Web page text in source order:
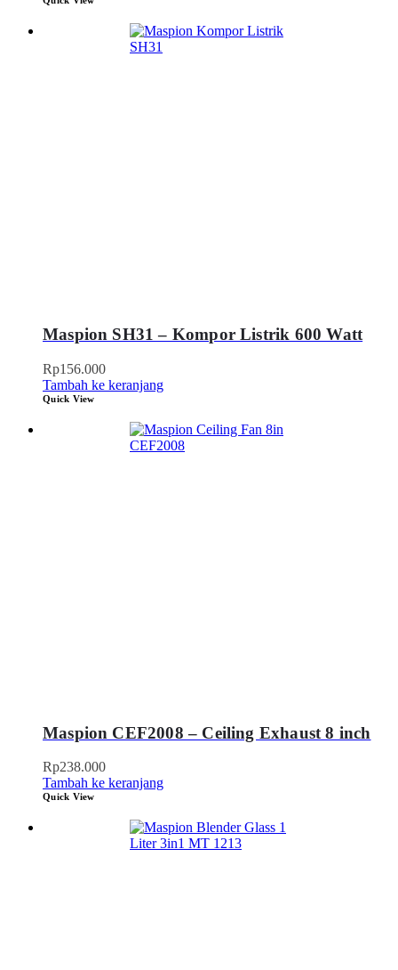
Maspion SH31 – Kompor Listrik 600 Watt
Rp156.000
Tambah ke keranjang
Quick View
Maspion CEF2008 – Ceiling Exhaust 8 inch
Rp238.000
Tambah ke keranjang
Quick View